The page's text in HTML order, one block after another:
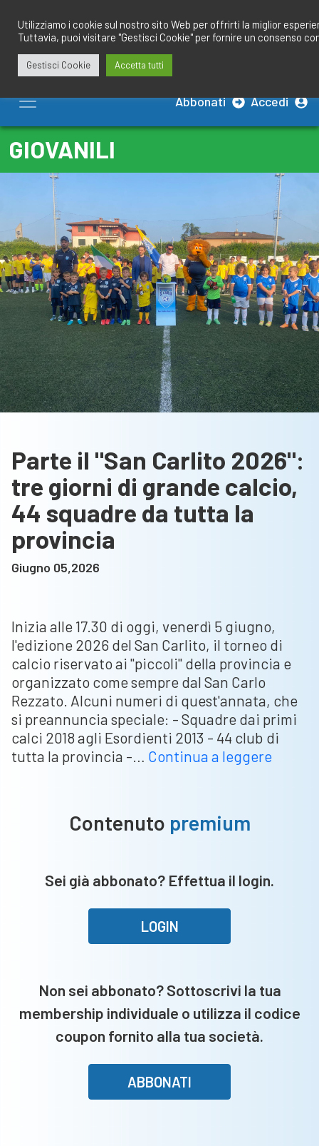
contenuto
Abbonati Accedi
GIOVANILI
Parte il "San Carlito 2026":
tre giorni di grande calcio,
44 squadre da tutta la
provincia
Giugno 05,2026
Inizia alle 17.30 di oggi, venerdì 5 giugno,
l'edizione 2026 del San Carlito, il torneo di
calcio riservato ai "piccoli" della provincia e
organizzato come sempre dal San Carlo
Rezzato. Alcuni numeri di quest'annata, che
si preannuncia speciale: - Squadre dai primi
calci 2018 agli Esordienti 2013 - 44 club di
tutta la provincia -… Continua a leggereParte
di
tutta
la
Contenuto premium
Sei già abbonato? Effettua il login.
LOGIN
Non sei abbonato? Sottoscrivi la tua
membership individuale o utilizza il codice
coupon fornito alla tua società.
ABBONATI
Utilizziamo i cookie sul nostro sito Web per offrirti la miglior
Tuttavia, puoi visitare "Gestisci Cookie" per fornire un consenso
Gestisci Cookie Accetta tutti